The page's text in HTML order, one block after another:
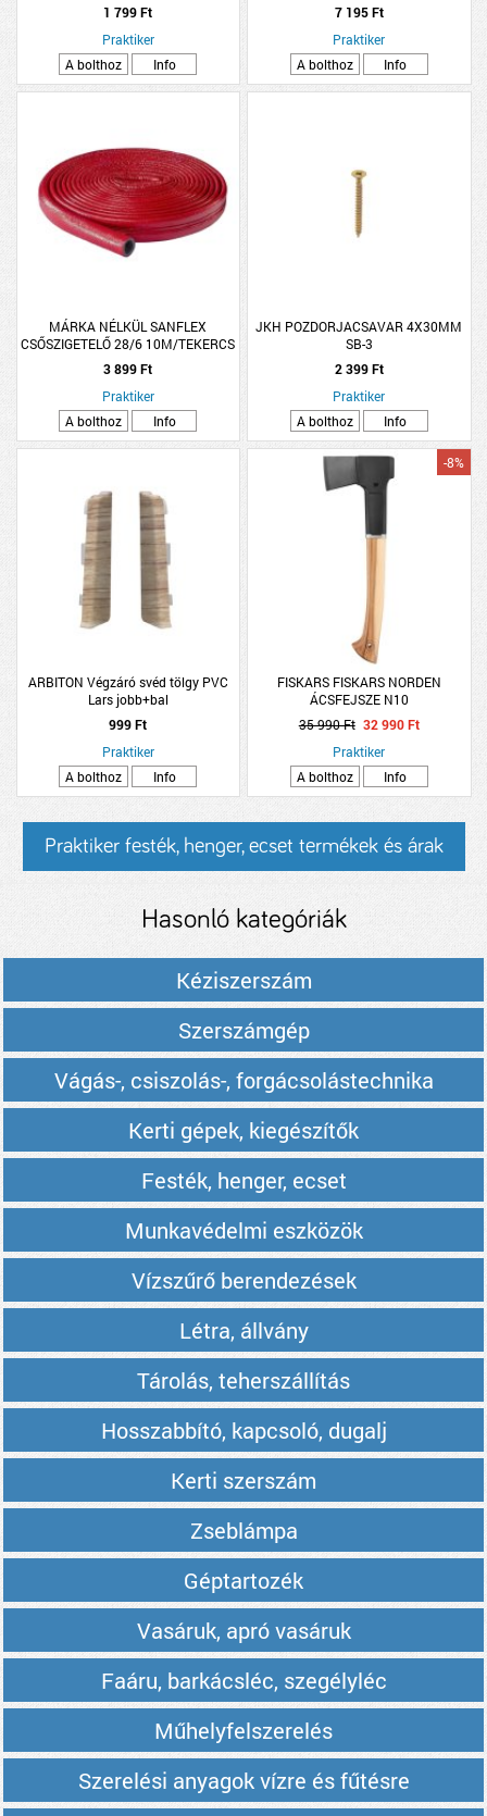
1 799 Ft
Praktiker
A bolthoz
Info
7 195 Ft
Praktiker
A bolthoz
Info
MÁRKA NÉLKÜL SANFLEX
CSŐSZIGETELŐ 28/6 10M/TEKERCS
PIROS
3 899 Ft
Praktiker
A bolthoz
Info
JKH POZDORJACSAVAR 4X30MM
SB-3
2 399 Ft
Praktiker
A bolthoz
Info
ARBITON Végzáró svéd tölgy PVC
Lars jobb+bal
999 Ft
Praktiker
A bolthoz
Info
FISKARS FISKARS NORDEN
ÁCSFEJSZE N10
-8%
35 990 Ft 32 990 Ft
Praktiker
A bolthoz
Info
Praktiker festék, henger, ecset termékek és árak
Hasonló kategóriák
Kéziszerszám
Szerszámgép
Vágás-, csiszolás-, forgácsolástechnika
Kerti gépek, kiegészítők
Festék, henger, ecset
Munkavédelmi eszközök
Vízszűrő berendezések
Létra, állvány
Tárolás, teherszállítás
Hosszabbító, kapcsoló, dugalj
Kerti szerszám
Zseblámpa
Géptartozék
Vasáruk, apró vasáruk
Faáru, barkácsléc, szegélyléc
Műhelyfelszerelés
Szerelési anyagok vízre és fűtésre